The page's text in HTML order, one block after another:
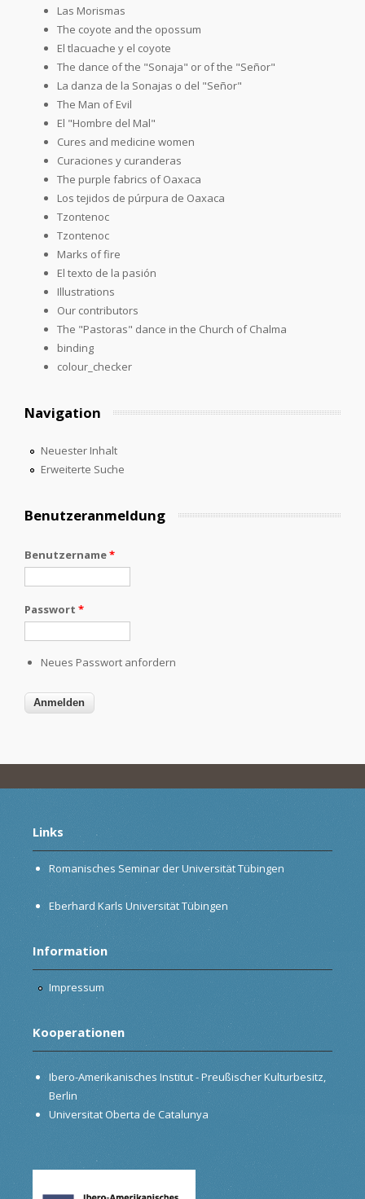
Las Morismas
The coyote and the opossum
El tlacuache y el coyote
The dance of the "Sonaja" or of the "Señor"
La danza de la Sonajas o del "Señor"
The Man of Evil
El "Hombre del Mal"
Cures and medicine women
Curaciones y curanderas
The purple fabrics of Oaxaca
Los tejidos de púrpura de Oaxaca
Tzontenoc
Tzontenoc
Marks of fire
El texto de la pasión
Illustrations
Our contributors
The "Pastoras" dance in the Church of Chalma
binding
colour_checker
Navigation
Neuester Inhalt
Erweiterte Suche
Benutzeranmeldung
Benutzername*
Passwort *
Neues Passwort anfordern
Links
Romanisches Seminar der Universität Tübingen
Eberhard Karls Universität Tübingen
Information
Impressum
Kooperationen
Ibero-Amerikanisches Institut - Preußischer Kulturbesitz,
Berlin
Universitat Oberta de Catalunya